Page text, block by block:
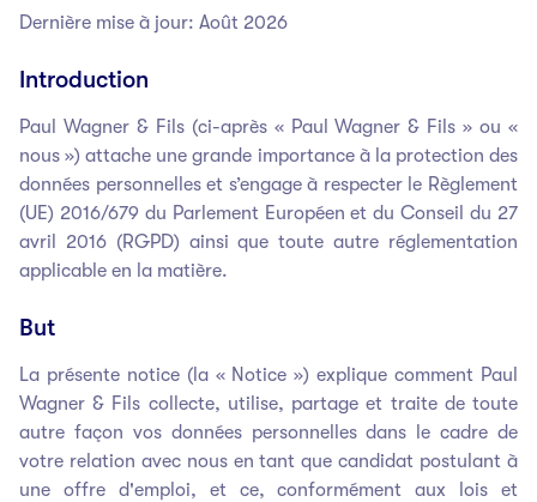
Dernière mise à jour: Août 2026
Introduction
Paul Wagner & Fils (ci-après « Paul Wagner & Fils » ou «
nous ») attache une grande importance à la protection des
données personnelles et s’engage à respecter le Règlement
(UE) 2016/679 du Parlement Européen et du Conseil du 27
avril 2016 (RGPD) ainsi que toute autre réglementation
applicable en la matière.
But
La présente notice (la « Notice ») explique comment Paul
Wagner & Fils collecte, utilise, partage et traite de toute
autre façon vos données personnelles dans le cadre de
votre relation avec nous en tant que candidat postulant à
une offre d'emploi, et ce, conformément aux lois et